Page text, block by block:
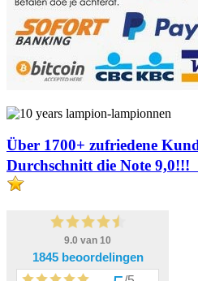
Über 1700+ zufriedene
Durchschnitt die